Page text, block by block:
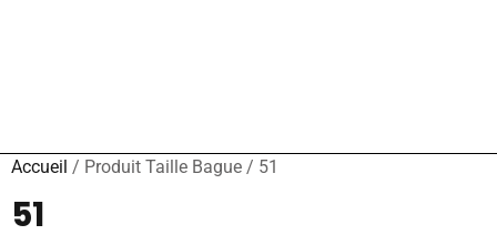
Accueil / Produit Taille Bague / 51
51